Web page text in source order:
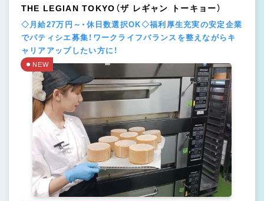
THE LEGIAN TOKYO（ザ レギャン トーキョー）
◇月給27万円～・休日数選択OK◇福利厚生充実の安定企業
でパティシエ募集！ワークライフバランスを整えながらキ
ャリアアップしたい方に！
NEW